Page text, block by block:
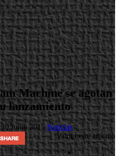
Machine se agotan
lanzamiento
30 Junio 2015Noticias
Valora este artículo